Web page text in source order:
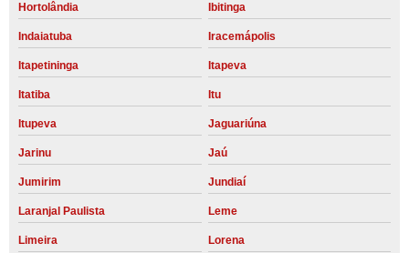
Hortolândia Ibitinga
Indaiatuba Iracemápolis
Itapetininga Itapeva
Itatiba Itu
Itupeva Jaguariúna
Jarinu Jaú
Jumirim Jundiaí
Laranjal Paulista Leme
Limeira Lorena